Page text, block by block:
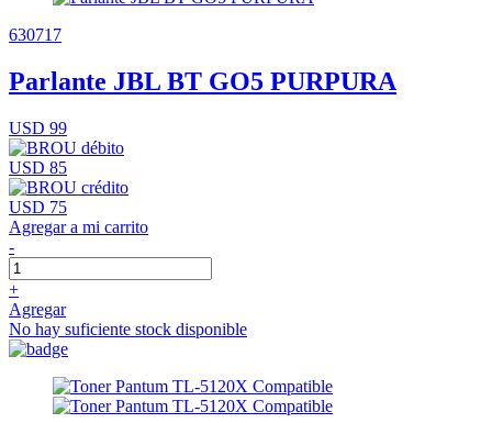
630717
Parlante JBL BT GO5 PURPURA
USD 99
USD 85
USD 75
Agregar a mi carrito
-
+
Agregar
No hay suficiente stock disponible